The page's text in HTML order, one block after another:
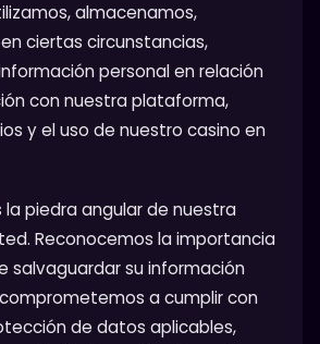
almacenamos,
ciertas circunstancias,
personal en relación
con nuestra plataforma,
y el uso de nuestro casino en
la piedra angular de nuestra
Reconocemos la importancia
salvaguardar su información
a cumplir con
de datos aplicables,